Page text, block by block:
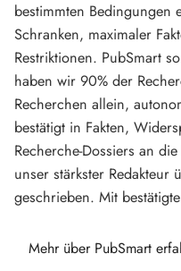
bestimmten Bedingungen
Schranken, maximaler
Restriktionen. PubSmart
haben wir 90% der
Recherchen allein,
bestätigt in Fakten,
Recherche-Dossiers an
unser stärkster Redakteur
geschrieben. Mit
Mehr über PubSmart